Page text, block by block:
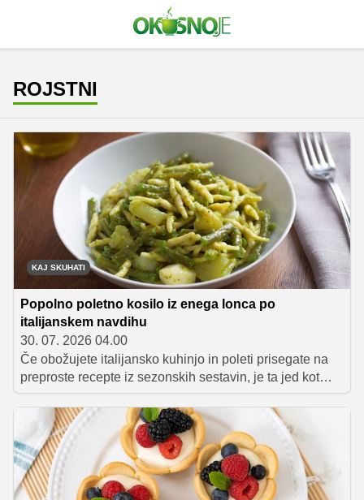
ROJSTNI
KAJ SKUHATI
Popolno poletno kosilo iz enega lonca po
italijanskem navdihu
30. 07. 2026 04.00
Če obožujete italijansko kuhinjo in poleti prisegate na
preproste recepte iz sezonskih sestavin, je ta jed kot
nalašč za vas. Testenine po ligurijsko združujejo pesto,
krompir, stročji fižol in testenine v okusno, hranljivo in
presenetljivo preprosto kosilo, ki ga pripravimo v enem
loncu.